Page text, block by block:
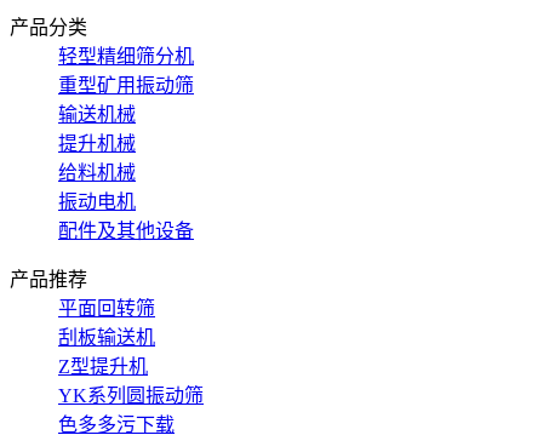
产品分类
轻型精细筛分机
重型矿用振动筛
输送机械
提升机械
给料机械
振动电机
配件及其他设备
产品推荐
平面回转筛
刮板输送机
Z型提升机
YK系列圆振动筛
色多多污下载